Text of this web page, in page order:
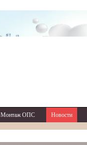
Монтаж ОПС Новости